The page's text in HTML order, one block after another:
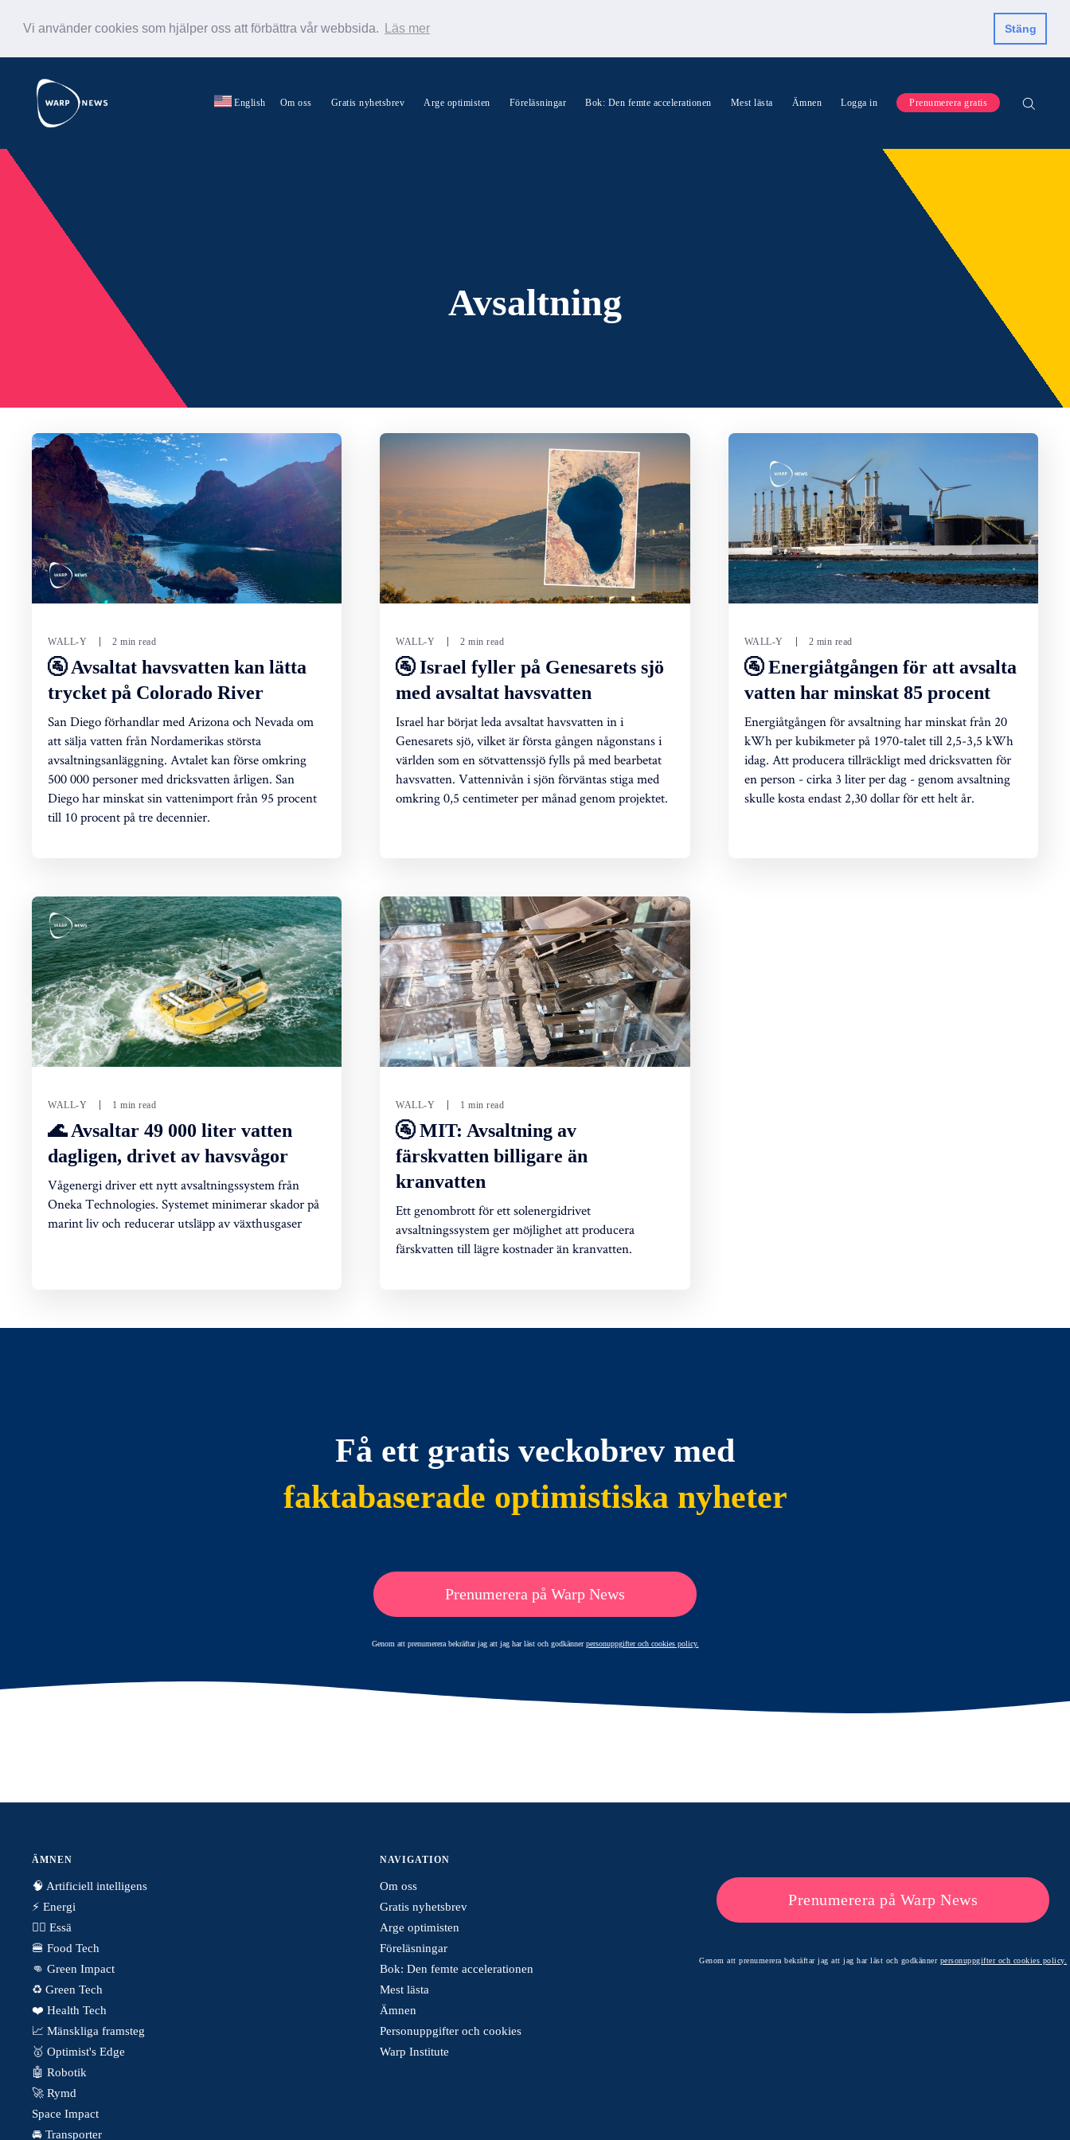
Vi använder cookies som hjälper oss att förbättra vår webbsida. Läs mer Stäng
English Om oss Gratis nyhetsbrev Arge optimisten Föreläsningar Bok: Den femte accelerationen Mest lästa Ämnen Logga in Prenumerera gratis
Avsaltning
WALL-Y 2 min read
🚰 Avsaltat havsvatten kan lätta
trycket på Colorado River
San Diego förhandlar med Arizona och Nevada om
att sälja vatten från Nordamerikas största
avsaltningsanläggning. Avtalet kan förse omkring
500 000 personer med dricksvatten årligen. San
Diego har minskat sin vattenimport från 95 procent
till 10 procent på tre decennier.
WALL-Y 2 min read
🚰 Israel fyller på Genesarets sjö
med avsaltat havsvatten
Israel har börjat leda avsaltat havsvatten in i
Genesarets sjö, vilket är första gången någonstans i
världen som en sötvattenssjö fylls på med bearbetat
havsvatten. Vattennivån i sjön förväntas stiga med
omkring 0,5 centimeter per månad genom projektet.
WALL-Y 2 min read
🚰 Energiåtgången för att avsalta
vatten har minskat 85 procent
Energiåtgången för avsaltning har minskat från 20
kWh per kubikmeter på 1970-talet till 2,5-3,5 kWh
idag. Att producera tillräckligt med dricksvatten för
en person - cirka 3 liter per dag - genom avsaltning
skulle kosta endast 2,30 dollar för ett helt år.
WALL-Y 1 min read
🌊 Avsaltar 49 000 liter vatten
dagligen, drivet av havsvågor
Vågenergi driver ett nytt avsaltningssystem från
Oneka Technologies. Systemet minimerar skador på
marint liv och reducerar utsläpp av växthusgaser
WALL-Y 1 min read
🚰 MIT: Avsaltning av
färskvatten billigare än
kranvatten
Ett genombrott för ett solenergidrivet
avsaltningssystem ger möjlighet att producera
färskvatten till lägre kostnader än kranvatten.
Få ett gratis veckobrev med
faktabaserade optimistiska nyheter
Prenumerera på Warp News
Genom att prenumerera bekräftar jag att jag har läst och godkännerpersonuppgifter och cookies policy.
ÄMNEN
🧠 Artificiell intelligens
⚡️ Energi
✍🏼 Essä
🍔 Food Tech
👊 Green Impact
♻️ Green Tech
❤️ Health Tech
📈 Mänskliga framsteg
🥇 Optimist's Edge
🤖 Robotik
🚀 Rymd
Space Impact
🚘 Transporter
NAVIGATION
Om oss
Gratis nyhetsbrev
Arge optimisten
Föreläsningar
Bok: Den femte accelerationen
Mest lästa
Ämnen
Personuppgifter och cookies
Warp Institute
Prenumerera på Warp News
Genom att prenumerera bekräftar jag att jag har läst och godkänner personuppgifter och cookies policy.